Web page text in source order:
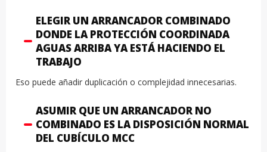
ELEGIR UN ARRANCADOR COMBINADO
DONDE LA PROTECCIÓN COORDINADA
AGUAS ARRIBA YA ESTÁ HACIENDO EL
TRABAJO
Eso puede añadir duplicación o complejidad innecesarias.
ASUMIR QUE UN ARRANCADOR NO
COMBINADO ES LA DISPOSICIÓN NORMAL
DEL CUBÍCULO MCC